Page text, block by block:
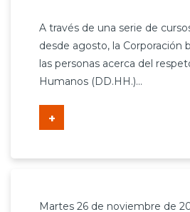
A través de una serie de
desde agosto, la Corporación
las personas acerca del
Humanos (DD.HH.)...
+
Martes 26 de noviembre de